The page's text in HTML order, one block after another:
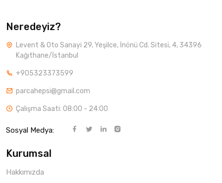
Neredeyiz?
Levent & Oto Sanayi 29, Yeşilce, İnönü Cd. Sitesi, 4, 34396
Kağıthane/İstanbul
+905323373599
parcahepsi@gmail.com
Çalışma Saati: 08:00 - 24:00
Sosyal Medya:
Kurumsal
Hakkımızda